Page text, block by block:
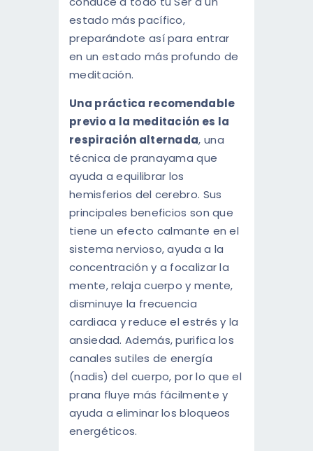
estado más pacífico,
preparándote así para entrar
en un estado más profundo de
meditación.
Una práctica recomendable
previo a la meditación es la
respiración alternada, una
técnica de pranayama que
ayuda a equilibrar los
hemisferios del cerebro. Sus
principales beneficios son que
tiene un efecto calmante en el
sistema nervioso, ayuda a la
concentración y a focalizar la
mente, relaja cuerpo y mente,
disminuye la frecuencia
cardiaca y reduce el estrés y la
ansiedad. Además, purifica los
canales sutiles de energía
(nadis) del cuerpo, por lo que el
prana fluye más fácilmente y
ayuda a eliminar los bloqueos
energéticos.